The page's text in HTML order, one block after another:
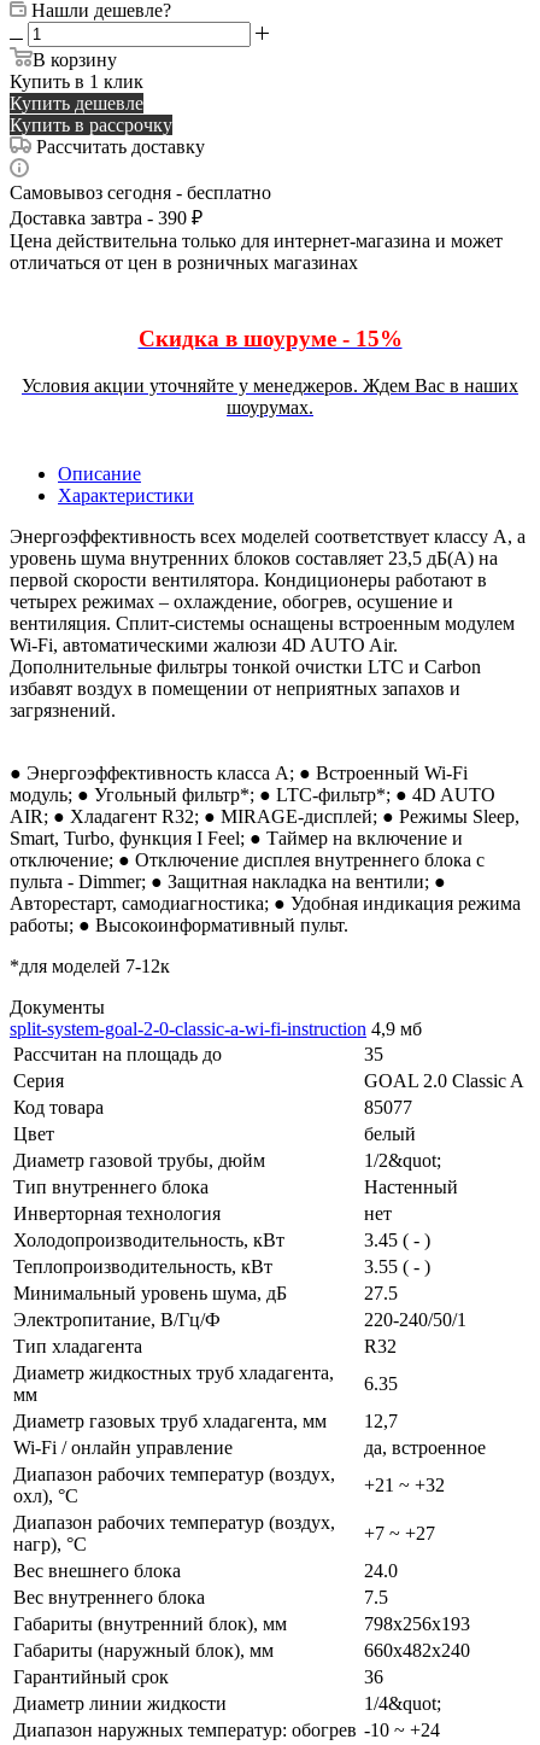
Нашли дешевле?
В корзину
Купить в 1 клик
Купить дешевле
Купить в рассрочку
Рассчитать доставку
Самовывоз сегодня - бесплатно
Доставка завтра - 390 ₽
Цена действительна только для интернет-магазина и может
отличаться от цен в розничных магазинах
Скидка в шоуруме - 15%
Условия акции уточняйте у менеджеров. Ждем Вас в наших
шоурумах.
Описание
Характеристики
Энергоэффективность всех моделей соответствует классу А, а
уровень шума внутренних блоков составляет 23,5 дБ(А) на
первой скорости вентилятора. Кондиционеры работают в
четырех режимах – охлаждение, обогрев, осушение и
вентиляция. Сплит-системы оснащены встроенным модулем
Wi-Fi, автоматическими жалюзи 4D AUTO Air.
Дополнительные фильтры тонкой очистки LTC и Carbon
избавят воздух в помещении от неприятных запахов и
загрязнений.
● Энергоэффективность класса А; ● Встроенный Wi-Fi
модуль; ● Угольный фильтр*; ● LTC-фильтр*; ● 4D AUTO
AIR; ● Хладагент R32; ● MIRAGE-дисплей; ● Режимы Sleep,
Smart, Turbo, функция I Feel; ● Таймер на включение и
отключение; ● Отключение дисплея внутреннего блока с
пульта - Dimmer; ● Защитная накладка на вентили; ●
Авторестарт, самодиагностика; ● Удобная индикация режима
работы; ● Высокоинформативный пульт.
*для моделей 7-12к
Документы
split-system-goal-2-0-classic-a-wi-fi-instruction 4,9 мб
Рассчитан на площадь до
35
Серия
GOAL 2.0 Classic A
Код товара
85077
Цвет
белый
Диаметр газовой трубы, дюйм
1/2&quot;
Тип внутреннего блока
Настенный
Инверторная технология
нет
Холодопроизводительность, кВт
3.45 ( - )
Теплопроизводительность, кВт
3.55 ( - )
Минимальный уровень шума, дБ
27.5
Электропитание, В/Гц/Ф
220-240/50/1
Тип хладагента
R32
Диаметр жидкостных труб хладагента,
мм
6.35
Диаметр газовых труб хладагента, мм
12,7
Wi-Fi / онлайн управление
да, встроенное
Диапазон рабочих температур (воздух,
охл), °C
+21 ~ +32
Диапазон рабочих температур (воздух,
нагр), °C
+7 ~ +27
Вес внешнего блока
24.0
Вес внутреннего блока
7.5
Габариты (внутренний блок), мм
798x256x193
Габариты (наружный блок), мм
660x482x240
Гарантийный срок
36
Диаметр линии жидкости
1/4&quot;
Диапазон наружных температур: обогрев -10 ~ +24